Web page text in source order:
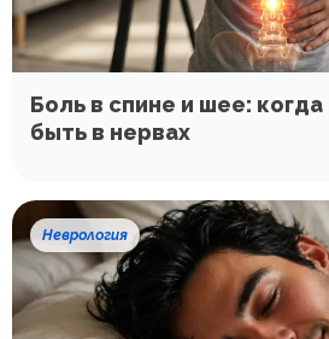
Боль в спине и шее:
быть в нервах
Неврология